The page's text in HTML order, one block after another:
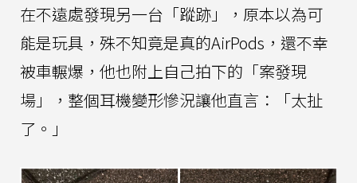
在不遠處發現另一台「蹤跡」，原本以為可
能是玩具，殊不知竟是真的AirPods，還不幸
被車輾爆，他也附上自己拍下的「案發現
場」，整個耳機變形慘況讓他直言：「太扯
了。」